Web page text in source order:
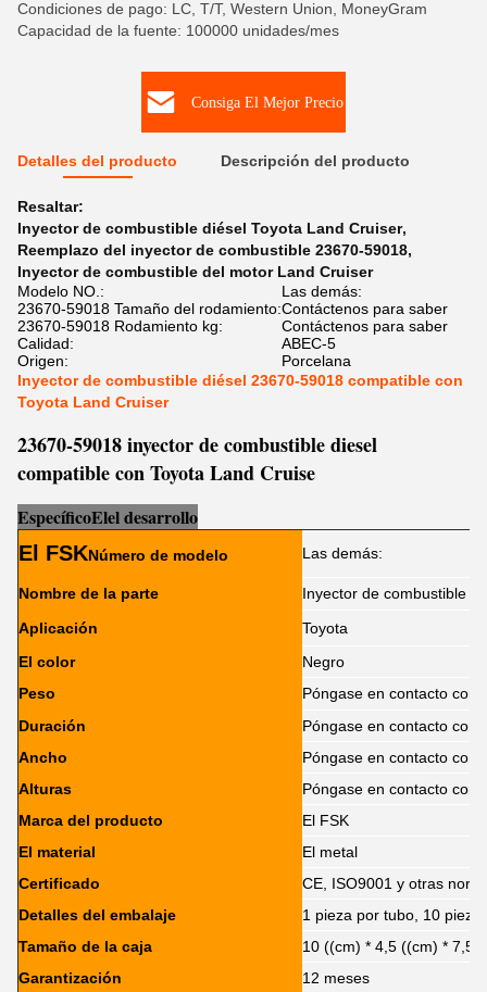
Condiciones de pago: LC, T/T, Western Union, MoneyGram
Capacidad de la fuente: 100000 unidades/mes
Consiga El Mejor Precio
Detalles del producto Descripción del producto
Resaltar:
Inyector de combustible diésel Toyota Land Cruiser,
Reemplazo del inyector de combustible 23670-59018,
Inyector de combustible del motor Land Cruiser
Modelo NO.:
Las demás:
23670-59018 Tamaño del rodamiento:Contáctenos para saber
23670-59018 Rodamiento kg:
Contáctenos para saber
Calidad:
ABEC-5
Origen:
Porcelana
Inyector de combustible diésel 23670-59018 compatible con
Toyota Land Cruiser
23670-59018 inyector de combustible diesel
compatible con Toyota Land Cruise
EspecíficoElel desarrollo
El FSKNúmero de modelo Las demás:
Nombre de la parte
Inyector de combustible
Aplicación
Toyota
El color
Negro
Peso
Póngase en contacto con
Duración
Póngase en contacto con
Ancho
Póngase en contacto con
Alturas
Póngase en contacto con
Marca del producto
El FSK
El material
El metal
Certificado
CE, ISO9001 y otras
Detalles del embalaje
1 pieza por tubo, 10
Tamaño de la caja
10 ((cm) * 4,5 ((cm) * 7,5
Garantización
12 meses